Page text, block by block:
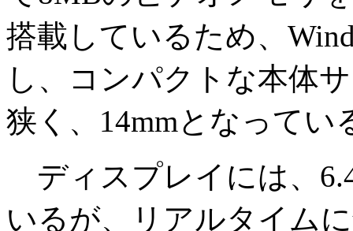
搭載しているため、
し、コンパクトな本体
狭く、14mmとなってい
ディスプレイには、
いるが、リアルタイム